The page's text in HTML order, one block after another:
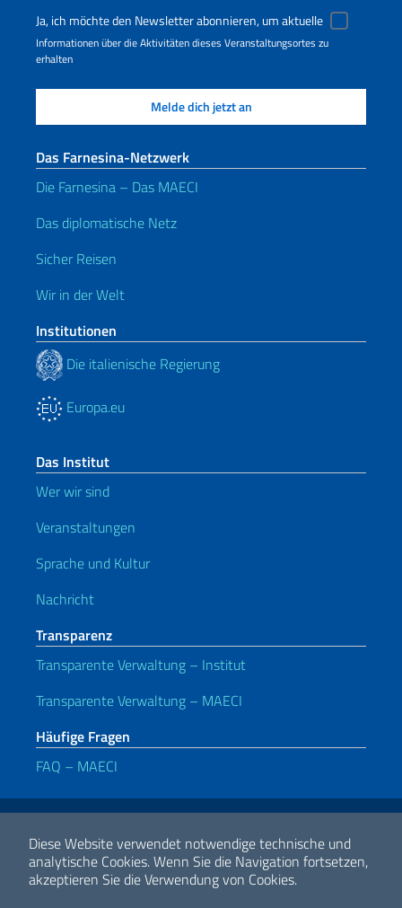
Diese Website verwendet notwendige technische und
analytische Cookies.Wenn Sie die Navigation fortsetzen,
akzeptieren Sie die Verwendung von Cookies.
Ja, ich möchte den Newsletter abonnieren, um aktuelle
Informationen über die Aktivitäten dieses Veranstaltungsortes zu
erhalten
Das Farnesina-Netzwerk
Die Farnesina – Das MAECI
Das diplomatische Netz
Sicher Reisen
Wir in der Welt
Institutionen
Die italienische Regierung
Europa.eu
Das Institut
Wer wir sind
Veranstaltungen
Sprache und Kultur
Nachricht
Transparenz
Transparente Verwaltung – Institut
Transparente Verwaltung – MAECI
Häufige Fragen
FAQ – MAECI
Nützliche Links